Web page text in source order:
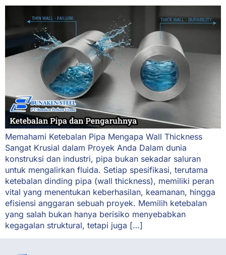
Memahami Ketebalan Pipa Mengapa Wall Thickness
Sangat Krusial dalam Proyek Anda Dalam dunia
konstruksi dan industri, pipa bukan sekadar saluran
untuk mengalirkan fluida. Setiap spesifikasi, terutama
ketebalan dinding pipa (wall thickness), memiliki peran
vital yang menentukan keberhasilan, keamanan, hingga
efisiensi anggaran sebuah proyek. Memilih ketebalan
yang salah bukan hanya berisiko menyebabkan
kegagalan struktural, tetapi juga […]